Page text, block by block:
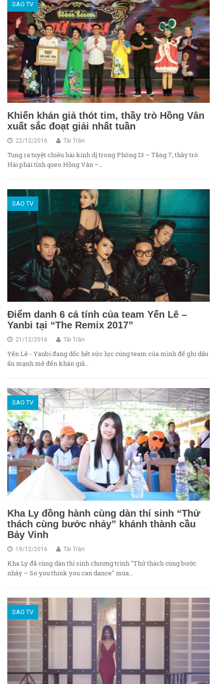
SAO TV
Khiến khán giả thót tim, thầy trò Hồng Vân
xuất sắc đoạt giải nhất tuần
22/12/2016 Tài Trần
Tung ra tuyệt chiêu hài kinh dị trong Phòng 13 – Tầng 7, thầy trò
Hài phái tỉnh queo Hồng Vân –…
SAO TV
Điểm danh 6 cá tính của team Yến Lê –
Yanbi tại “The Remix 2017”
21/12/2016 Tài Trần
Yến Lê - Yanbi đang dốc hết sức lực cùng team của mình để ghi dấu
ấn mạnh mẽ đến khán giả…
SAO TV
Kha Ly đồng hành cùng dàn thí sinh “Thử
thách cùng bước nhảy” khánh thành cầu
Bảy Vinh
19/12/2016 Tài Trần
Kha Ly đã cùng dàn thí sinh chương trình "Thử thách cùng bước
nhảy – So you think you can dance" mùa…
SAO TV